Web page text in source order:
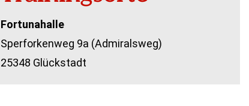
Fortunahalle
Sperforkenweg 9a (Admiralsweg)
25348 Glückstadt